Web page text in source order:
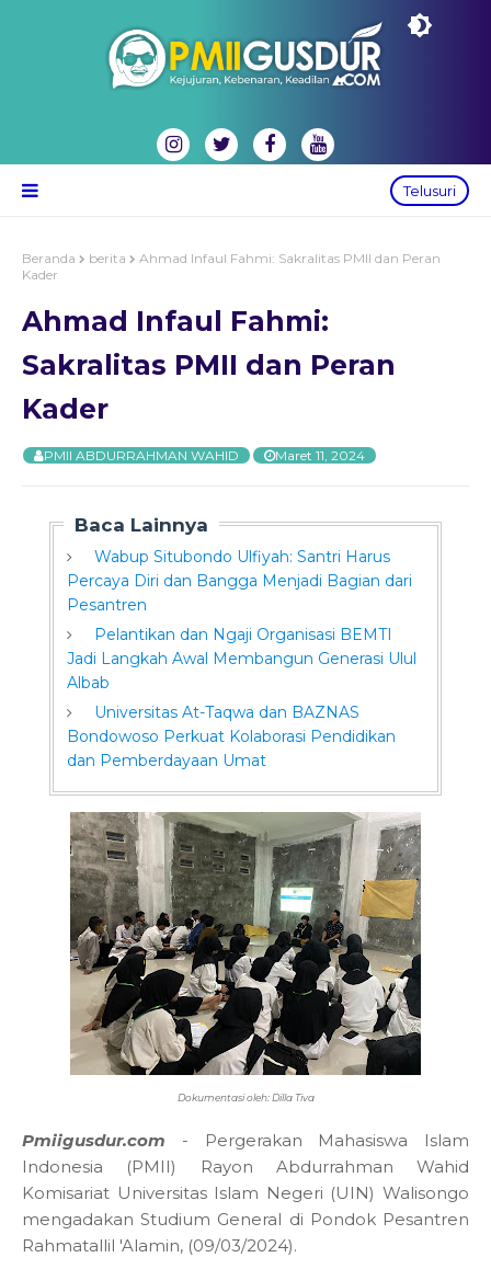
Telusuri
Beranda berita
Ahmad Infaul Fahmi: Sakralitas PMII dan Peran
Kader
Ahmad Infaul Fahmi:
Sakralitas PMII dan Peran
Kader
PMII ABDURRAHMAN WAHID Maret 11, 2024
Baca Lainnya
Wabup Situbondo Ulfiyah: Santri Harus
Percaya Diri dan Bangga Menjadi Bagian dari
Pesantren
Pelantikan dan Ngaji Organisasi BEMTI
Jadi Langkah Awal Membangun Generasi Ulul
Albab
Universitas At-Taqwa dan BAZNAS
Bondowoso Perkuat Kolaborasi Pendidikan
dan Pemberdayaan Umat
Dokumentasi oleh: Dilla Tiva
Pmiigusdur.com - Pergerakan Mahasiswa Islam
Indonesia (PMII) Rayon Abdurrahman Wahid
Komisariat Universitas Islam Negeri (UIN) Walisongo
mengadakan Studium General di Pondok Pesantren
Rahmatallil 'Alamin, (09/03/2024).